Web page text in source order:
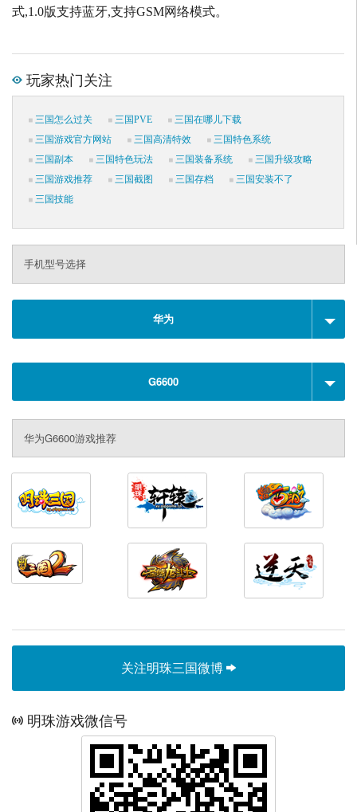
式,1.0版支持蓝牙,支持GSM网络模式。
玩家热门关注
三国怎么过关 三国PVE
三国在哪儿下载
三国游戏官方网站
三国高清特效
三国特色系统
三国副本
三国特色玩法 三国装备系统
三国升级攻略
三国游戏推荐
三国截图 三国存档
三国安装不了
三国技能
手机型号选择
华为
G6600
华为G6600游戏推荐
关注明珠三国微博
明珠游戏微信号